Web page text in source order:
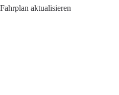
Fahrplan aktualisieren